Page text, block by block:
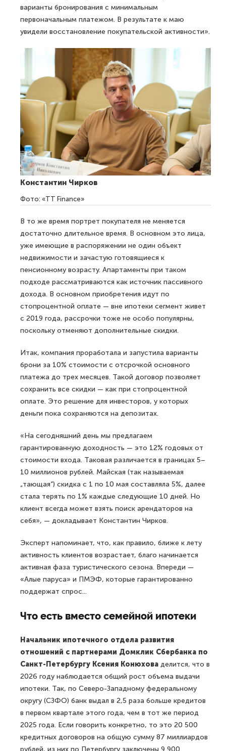
варианты бронирования с минимальным
первоначальным платежом. В результате к маю
увидели восстановление покупательской активности».
Константин Чирков
Фото: «TT Finance»
В то же время портрет покупателя не меняется
достаточно длительное время. В основном это лица,
уже имеющие в распоряжении не один объект
недвижимости и зачастую готовящиеся к
пенсионному возрасту. Апартаменты при таком
подходе рассматриваются как источник пассивного
дохода. В основном приобретения идут по
стопроцентной оплате — вне ипотеки сегмент живет
с 2019 года, рассрочки тоже не особо популярны,
поскольку отменяют дополнительные скидки.
Итак, компания проработала и запустила варианты
брони за 10% стоимости с отсрочкой основного
платежа до трех месяцев. Такой договор позволяет
сохранить все скидки — как при стопроцентной
оплате. Это решение для инвесторов, у которых
деньги пока сохраняются на депозитах.
«На сегодняшний день мы предлагаем
гарантированную доходность — это 12% годовых от
стоимости входа. Таковая различается в границах 5–
10 миллионов рублей. Майская (так называемая
„тающая“) скидка с 1 по 10 мая составляла 5%, далее
стала терять по 1% каждые следующие 10 дней. Но
клиент всегда может взять поиск арендаторов на
себя», — докладывает Константин Чирков.
Эксперт напоминает, что, как правило, ближе к лету
активность клиентов возрастает, благо начинается
активная фаза туристического сезона. Впереди —
«Алые паруса» и ПМЭФ, которые гарантированно
поддержат спрос...
Что есть вместо семейной ипотеки
Начальник ипотечного отдела развития
отношений с партнерами Домклик Сбербанка по
Санкт-Петербургу Ксения Конюхова делится, что в
2026 году наблюдается общий рост объема выдачи
ипотеки. Так, по Северо-Западному федеральному
округу (СЗФО) банк выдал в 2,5 раза больше кредитов
в первом квартале этого года, чем в тот же период
2025 года. Если говорить конкретно, то это 20 500
кредитных договоров на общую сумму 87 миллиардов
рублей, из них по Петербургу заключены 9 900